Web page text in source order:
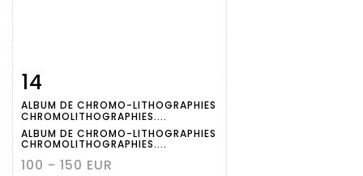
détaillée
14
ALBUM DE CHROMO-LITHOGRAPHIES
CHROMOLITHOGRAPHIES....
ALBUM DE CHROMO-LITHOGRAPHIES
CHROMOLITHOGRAPHIES....
100 - 150 EUR